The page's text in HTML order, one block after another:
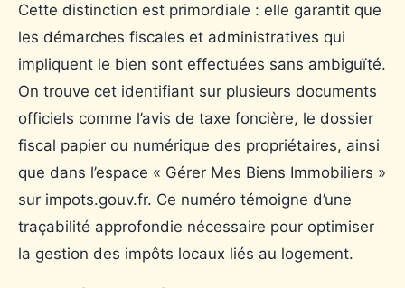
Cette distinction est primordiale : elle garantit que
les démarches fiscales et administratives qui
impliquent le bien sont effectuées sans ambiguïté.
On trouve cet identifiant sur plusieurs documents
officiels comme l’avis de taxe foncière, le dossier
fiscal papier ou numérique des propriétaires, ainsi
que dans l’espace « Gérer Mes Biens Immobiliers »
sur impots.gouv.fr. Ce numéro témoigne d’une
traçabilité approfondie nécessaire pour optimiser
la gestion des impôts locaux liés au logement.